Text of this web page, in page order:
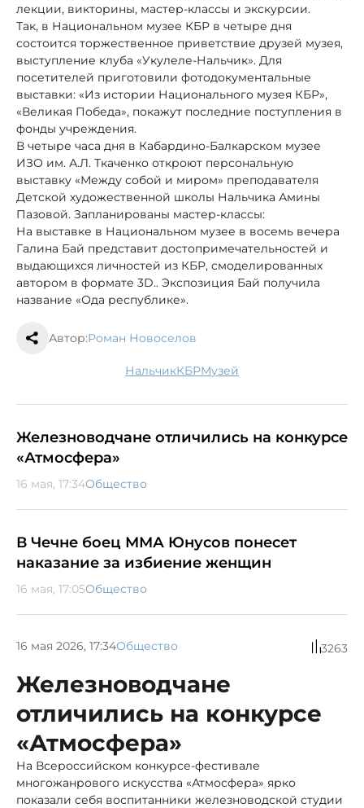
лекции, викторины, мастер-классы и экскурсии.
Так, в Национальном музее КБР в четыре дня
состоится торжественное приветствие друзей музея,
выступление клуба «Укулеле-Нальчик». Для
посетителей приготовили фотодокументальные
выставки: «Из истории Национального музея КБР»,
«Великая Победа», покажут последние поступления в
фонды учреждения.
В четыре часа дня в Кабардино-Балкарском музее
ИЗО им. А.Л. Ткаченко откроют персональную
выставку «Между собой и миром» преподавателя
Детской художественной школы Нальчика Амины
Пазовой. Запланированы мастер-классы:
На выставке в Национальном музее в восемь вечера
Галина Бай представит достопримечательностей и
выдающихся личностей из КБР, смоделированных
автором в формате 3D.. Экспозиция Бай получила
название «Ода республике».
Автор:Роман Новоселов
Нальчик КБР музей
Железноводчане отличились на конкурсе
«Атмосфера»
16 мая, 17:34Общество
В Чечне боец ММА Юнусов понесет
наказание за избиение женщин
16 мая, 17:05Общество
16 мая 2026, 17:34Общество 3263
Железноводчане
отличились на конкурсе
«Атмосфера»
На Всероссийском конкурсе-фестивале
многожанрового искусства «Атмосфера» ярко
показали себя воспитанники железноводской студии